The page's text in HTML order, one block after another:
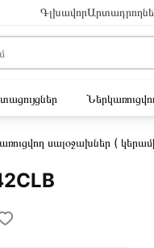
Գլխավոր
սալօջախներ (